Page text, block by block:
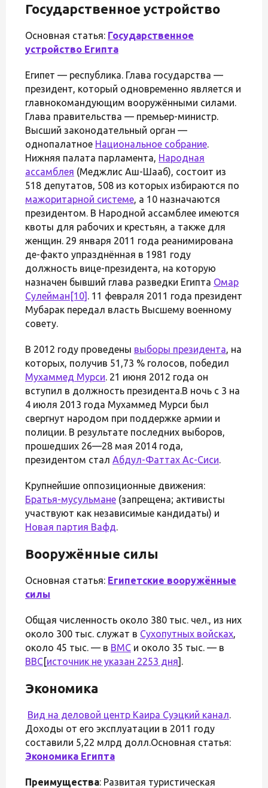
Государственное устройство
Основная статья: Государственное
устройство Египта
Египет — республика. Глава государства —
президент, который одновременно является и
главнокомандующим вооружёнными силами.
Глава правительства — премьер-министр.
Высший законодательный орган —
однопалатное Национальное собрание.
Нижняя палата парламента, Народная
ассамблея (Меджлис Аш-Шааб), состоит из
518 депутатов, 508 из которых избираются по
мажоритарной системе, а 10 назначаются
президентом. В Народной ассамблее имеются
квоты для рабочих и крестьян, а также для
женщин. 29 января 2011 года реанимирована
де-факто упразднённая в 1981 году
должность вице-президента, на которую
назначен бывший глава разведки Египта Омар
Сулейман [10] . 11 февраля 2011 года президент
Мубарак передал власть Высшему военному
совету.
В 2012 году проведены выборы президента, на
которых, получив 51,73 % голосов, победил
Мухаммед Мурси. 21 июня 2012 года он
вступил в должность президента.В ночь с 3 на
4 июля 2013 года Мухаммед Мурси был
свергнут народом при поддержке армии и
полиции. В результате последних выборов,
прошедших 26—28 мая 2014 года,
президентом стал Абдул-Фаттах Ас-Сиси.
Крупнейшие оппозиционные движения:
Братья-мусульмане (запрещена; активисты
участвуют как независимые кандидаты) и
Новая партия Вафд.
Вооружённые силы
Основная статья: Египетские вооружённые
силы
Общая численность около 380 тыс. чел., из них
около 300 тыс. служат в Сухопутных войсках,
около 45 тыс. — в ВМС и около 35 тыс. — в
ВВС[источник не указан 2253 дня].
Экономика
Вид на деловой центр Каира Суэцкий канал.
Доходы от его эксплуатации в 2011 году
составили 5,22 млрд долл.Основная статья:
Экономика Египта
Преимущества: Развитая туристическая